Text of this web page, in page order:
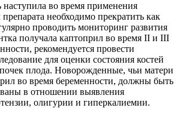
наступила во время применения
необходимо прекратить как
проводить мониторинг развития
получала каптоприл во время II и III
рекомендуется провести
для оценки состояния костей
плода. Новорожденные, чьи матери
во время беременности, должны быть
в отношении выявления
олигурии и гиперкалиемии.